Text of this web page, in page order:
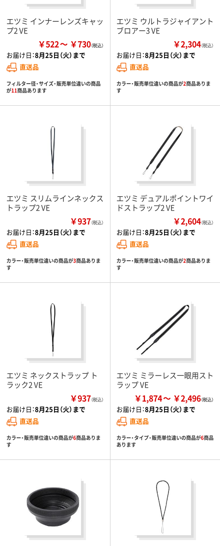
エツミ インナーレンズキャッ
プ2 VE
￥522 ￥730
お届け日：8月25日（火）まで
直送品
フィルター径・サイズ・販売単位違いの商品
が11商品あります
エツミ ウルトラジャイアント
ブロアー3 VE
￥2,304（税込）
お届け日：8月25日（火）まで
直送品
カラー・販売単位違いの商品が2商品ありま
す
エツミ スリムラインネックス
トラップ2 VE
￥937（税込）
お届け日：8月25日（火）まで
直送品
カラー・販売単位違いの商品が3商品ありま
す
エツミ デュアルポイントワイ
ドストラップ2 VE
￥2,604（税込）
お届け日：8月25日（火）まで
直送品
カラー・販売単位違いの商品が2商品ありま
す
エツミ ネックストラップ ト
ラック2 VE
￥937（税込）
お届け日：8月25日（火）まで
直送品
カラー・販売単位違いの商品が6商品ありま
す
エツミ ミラーレス一眼用スト
ラップ VE
￥1,874 ￥2,496
お届け日：8月25日（火）まで
直送品
カラー・タイプ・販売単位違いの商品が6商品
あります